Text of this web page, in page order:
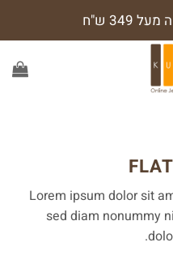
ש"ח
Lorem ipsum dolor sit
sed diam nonummy